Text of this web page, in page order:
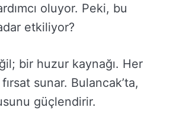
oluyor. Peki, bu
etkiliyor?
bir huzur kaynağı. Her
sunar. Bulancak’ta,
güçlendirir.